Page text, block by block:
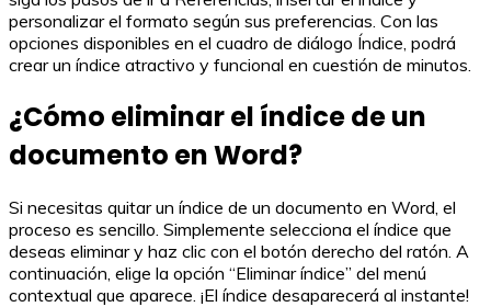
personalizar el formato según sus preferencias. Con las
opciones disponibles en el cuadro de diálogo Índice, podrá
crear un índice atractivo y funcional en cuestión de minutos.
¿Cómo eliminar el índice de un
documento en Word?
Si necesitas quitar un índice de un documento en Word, el
proceso es sencillo. Simplemente selecciona el índice que
deseas eliminar y haz clic con el botón derecho del ratón. A
continuación, elige la opción “Eliminar índice” del menú
contextual que aparece. ¡El índice desaparecerá al instante!